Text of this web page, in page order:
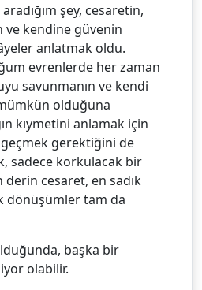
şey, cesaretin,
ve kendine güvenin
anlatmak oldu.
evrenlerde her zaman
savunmanın ve kendi
olduğuna
kıymetini anlamak için
gerektiğini de
sadece korkulacak bir
derin cesaret, en sadık
dönüşümler tam da
başka bir
olabilir.